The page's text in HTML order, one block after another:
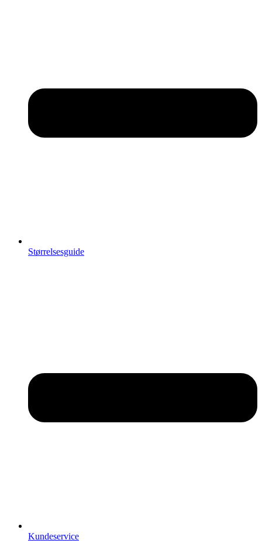
Størrelsesguide
Kundeservice